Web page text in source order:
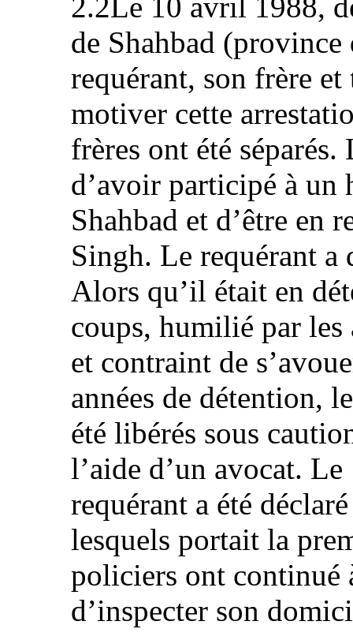
de Shahbad
requérant, son frère et
motiver cette
frères ont été séparés.
d’avoir participé à
Shahbad et d’être en
Singh. Le requérant a
Alors qu’il était en
coups, humilié par les
et contraint de
années de détention,
été libérés sous
l’aide d’un avocat.
requérant a été
lesquels portait la
policiers ont continué
d’inspecter son